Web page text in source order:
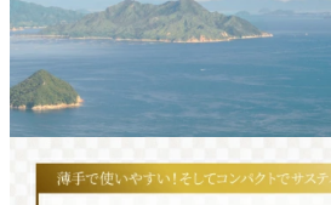
内祝い 出産祝い
季節イベント特集
会社概要
ドメイン指定受信について